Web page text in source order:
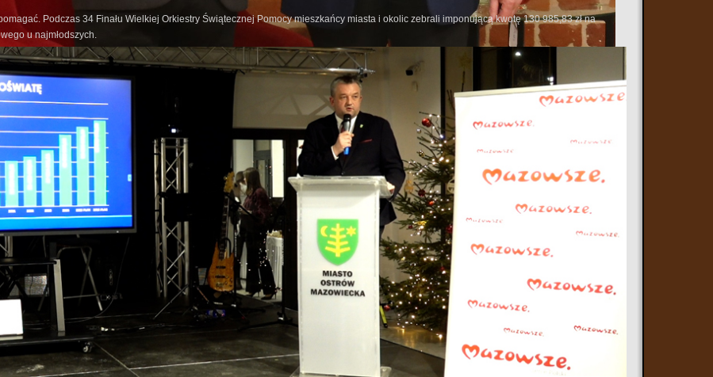
Podczas 34 Finału Wielkiej Orkiestry Świątecznej Pomocy mieszkańcy miasta i okolic zebrali imponującą kwotę 130 985,83 zł na
u najmłodszych.